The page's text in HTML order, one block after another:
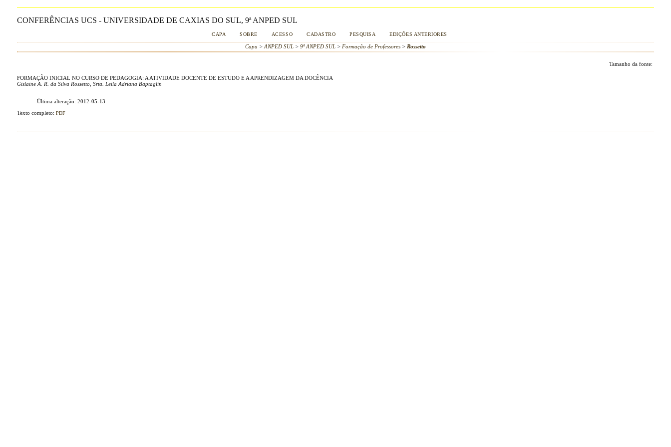
CONFERÊNCIAS UCS - UNIVERSIDADE DE CAXIAS DO SUL, 9ª ANPED SUL
CAPA SOBRE ACESSO CADASTRO PESQUISA EDIÇÕES ANTERIORES
Capa > ANPED SUL> 9ª ANPED SUL> Formação de Professores> Rossetto
Tamanho da fonte:
FORMAÇÃO INICIAL NO CURSO DE PEDAGOGIA: A ATIVIDADE DOCENTE DE ESTUDO E A APRENDIZAGEM DA DOCÊNCIA
Gislaine A. R. da Silva Rossetto, Srta. Leila Adriana Baptaglin
Última alteração: 2012-05-13
Texto completo: PDF